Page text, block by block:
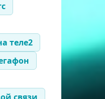
теле2